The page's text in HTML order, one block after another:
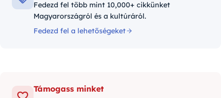
Fedezd fel több mint 10,000+ cikkünket
Magyarországról és a kultúráról.
Fedezd fel a lehetőségeket
Támogass minket